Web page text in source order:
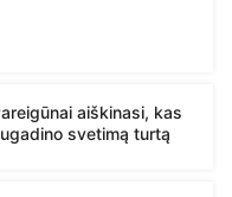
aiškinasi, kas
svetimą turtą